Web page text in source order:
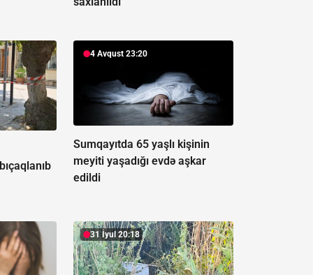
4 Avqust 23:20
Sumqayıtda 65 yaşlı kişinin
meyiti yaşadığı evdə aşkar
edildi
31 İyul 20:18